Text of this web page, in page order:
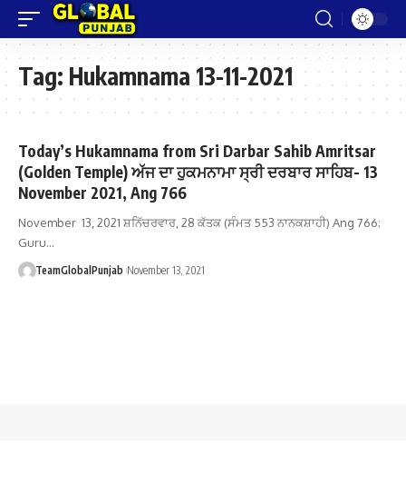
Tag: Hukamnama 13-11-2021
Today’s Hukamnama from Sri Darbar Sahib Amritsar
(Golden Temple) ਅੱਜ ਦਾ ਹੁਕਮਨਾਮਾ ਸ੍ਰੀ ਦਰਬਾਰ ਸਾਹਿਬ- 13
November 2021, Ang 766
November 13, 2021 ਸ਼ਨਿੱਚਰਵਾਰ, 28 ਕੱਤਕ (ਸੰਮਤ 553 ਨਾਨਕਸ਼ਾਹੀ) Ang 766;
Guru…
TeamGlobalPunjab November 13, 2021